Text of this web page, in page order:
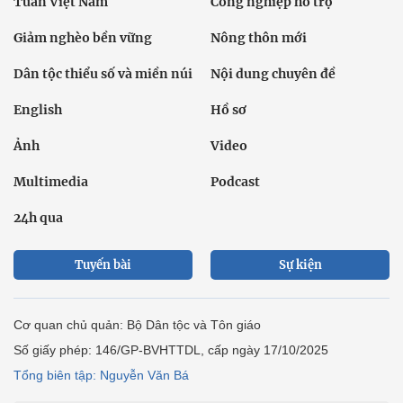
Giảm nghèo bền vững Nông thôn mới
Dân tộc thiểu số và miền núi Nội dung chuyên đề
English Hồ sơ
Ảnh Video
Multimedia Podcast
24h qua
Tuyến bài Sự kiện
Cơ quan chủ quản: Bộ Dân tộc và Tôn giáo
Số giấy phép: 146/GP-BVHTTDL, cấp ngày 17/10/2025
Tổng biên tập: Nguyễn Văn Bá